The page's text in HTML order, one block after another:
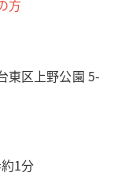
方
東区上野公園 5-
1分